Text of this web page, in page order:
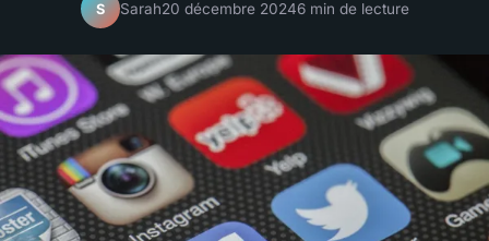
S Sarah20 décembre 20246 min de lecture